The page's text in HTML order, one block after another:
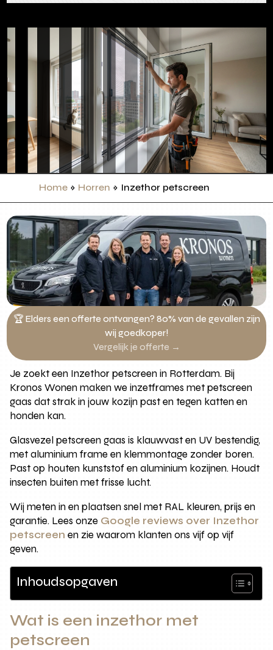
Home » Horren » Inzethor petscreen
🏆 Elders een offerte ontvangen? 80% van de gevallen zijn
wij goedkoper!
Vergelijk je offerte →
Je zoekt een Inzethor petscreen in Rotterdam. Bij
Kronos Wonen maken we inzetframes met petscreen
gaas dat strak in jouw kozijn past en tegen katten en
honden kan.
Glasvezel petscreen gaas is klauwvast en UV bestendig,
met aluminium frame en klemmontage zonder boren.
Past op houten kunststof en aluminium kozijnen. Houdt
insecten buiten met frisse lucht.
Wij meten in en plaatsen snel met RAL kleuren, prijs en
garantie. Lees onze Google reviews over Inzethor
petscreen en zie waarom klanten ons vijf op vijf
geven.
Inhoudsopgaven
Wat is een inzethor met
petscreen